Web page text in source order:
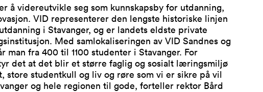
å videreutvikle seg som kunnskapsby for utdanning,
VID representerer den lengste historiske linjen
i Stavanger, og er landets eldste private
Med samlokaliseringen av VID Sandnes og
man fra 400 til 1100 studenter i Stavanger. For
det at det blir et større faglig og sosialt læringsmiljø
store studentkull og liv og røre som vi er sikre på vil
og hele regionen til gode, forteller rektor Bård